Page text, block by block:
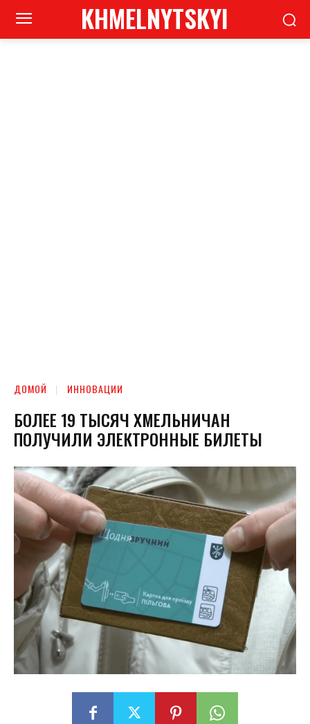
KHMELNYTSKYI
ДОМОЙ ИННОВАЦИИ
БОЛЕЕ 19 ТЫСЯЧ ХМЕЛЬНИЧАН
ПОЛУЧИЛИ ЭЛЕКТРОННЫЕ БИЛЕТЫ